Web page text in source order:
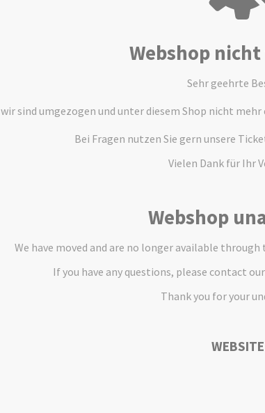
Webshop
Sehr geehrte
wir sind umgezogen und unter diesem Shop nicht mehr
Bei Fragen nutzen Sie gern unsere
Vielen Dank für Ihr
Webshop
We have moved and are no longer available through
If you have any questions, please contact
Thank you for your